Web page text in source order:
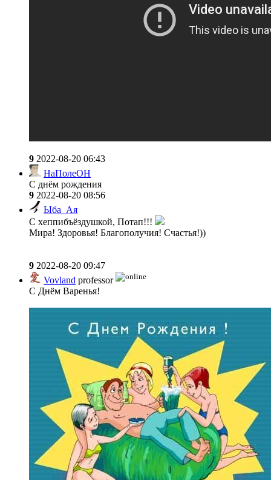
9 2022-08-20 06:43
НаПолеОН
С днём рождения
9 2022-08-20 08:56
Ыба_Ая
С хеппибъёздушкой, Потап!!!
Мира! Здоровья! Благополучия! Счастья!))
9 2022-08-20 09:47
Vovland professor
С Днём Варенья!